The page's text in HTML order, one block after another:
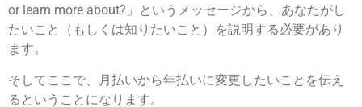
or learn more about?」というメッセージから、あなたがし
たいこと（もしくは知りたいこと）を説明する必要があり
ます。
そしてここで、月払いから年払いに変更したいことを伝え
るということになります。